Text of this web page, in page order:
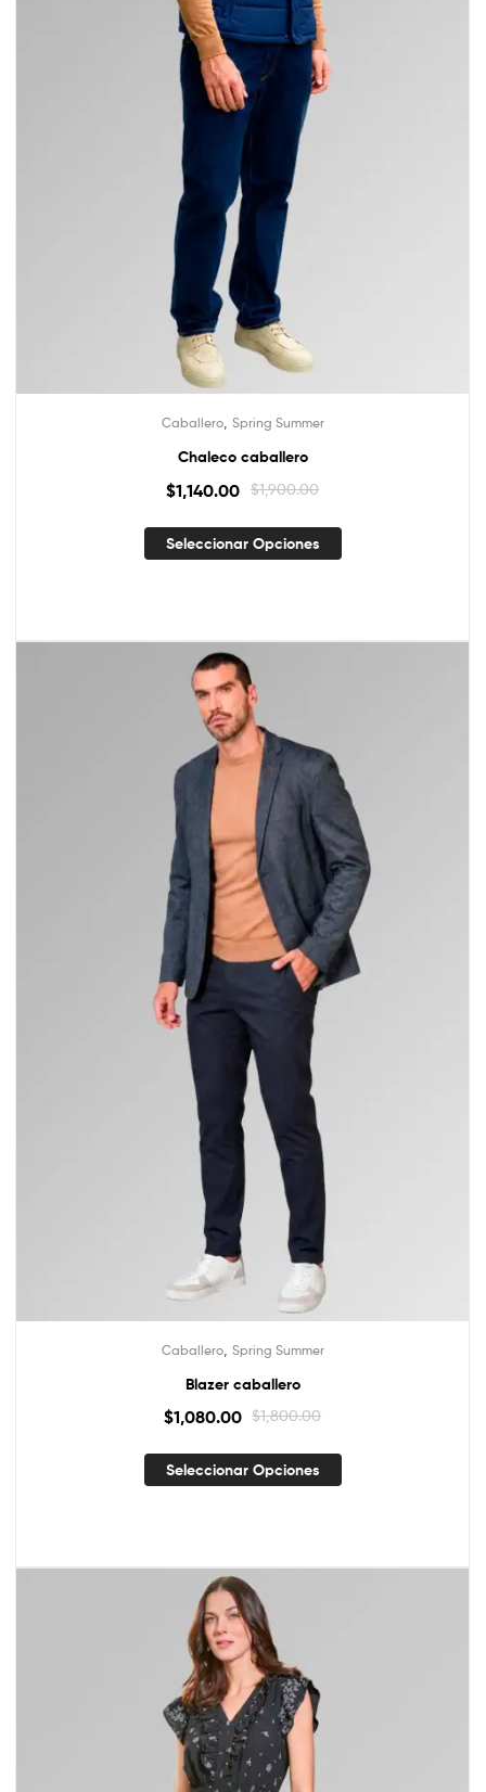
Caballero, Spring Summer
Chaleco caballero
$1,900.00
$1,140.00
Seleccionar Opciones
Caballero, Spring Summer
Blazer caballero
$1,800.00
$1,080.00
Seleccionar Opciones